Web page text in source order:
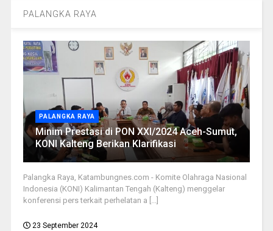
PALANGKA RAYA
PALANGKA RAYA
Minim Prestasi di PON XXI/2024 Aceh-Sumut,
KONI Kalteng Berikan Klarifikasi
Palangka Raya, Katambungnes.com - Komite Olahraga Nasional
Indonesia (KONI) Kalimantan Tengah (Kalteng) menggelar
konferensi pers terkait perhelatan a [...]
23 September 2024